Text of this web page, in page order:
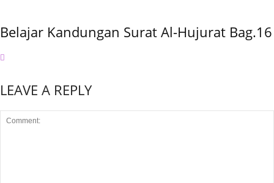
Belajar Kandungan Surat Al-Hujurat Bag.16
LEAVE A REPLY